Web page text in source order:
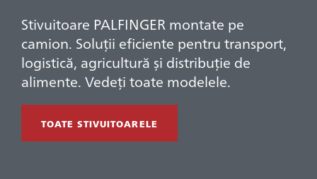
Stivuitoare PALFINGER montate pe
camion. Soluții eficiente pentru transport,
logistică, agricultură și distribuție de
alimente. Vedeți toate modelele.
TOATE STIVUITOARELE